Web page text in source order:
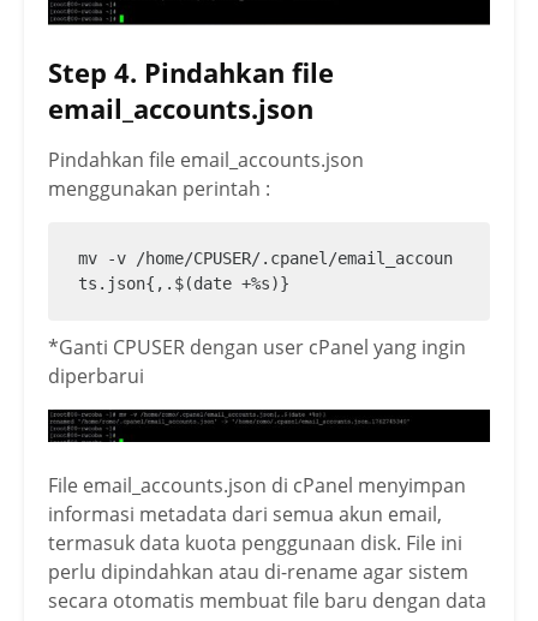
Step 4. Pindahkan file
email_accounts.json
Pindahkan file email_accounts.json
menggunakan perintah :
mv -v /home/CPUSER/.cpanel/email_accoun
ts.json{,.$(date +%s)}
*Ganti CPUSER dengan user cPanel yang ingin
diperbarui
File email_accounts.json di cPanel menyimpan
informasi metadata dari semua akun email,
termasuk data kuota penggunaan disk. File ini
perlu dipindahkan atau di-rename agar sistem
secara otomatis membuat file baru dengan data